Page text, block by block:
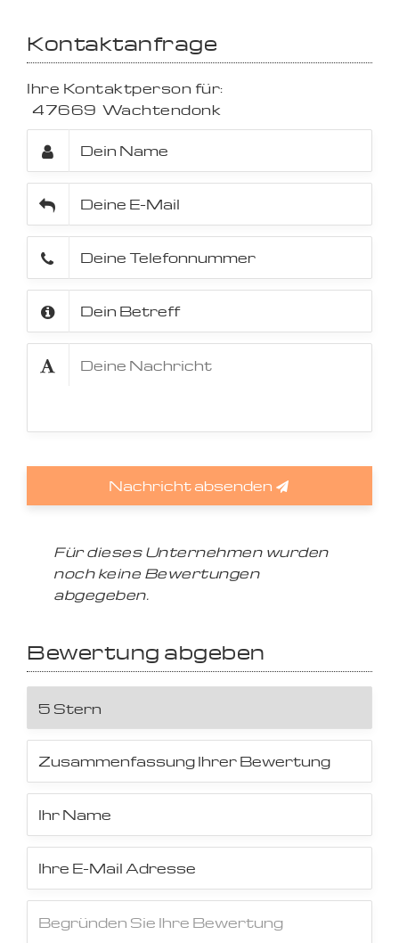
Kontaktanfrage
Ihre Kontaktperson für:
47669 Wachtendonk
Nachricht absenden
Für dieses Unternehmen wurden
noch keine Bewertungen
abgegeben.
Bewertung abgeben